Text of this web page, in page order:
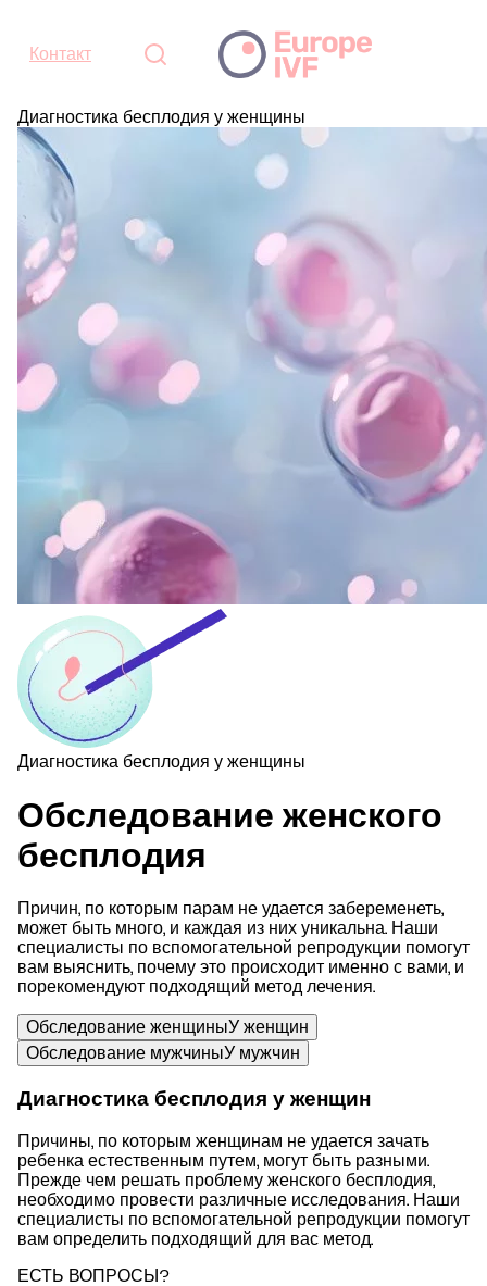
Контакт
Диагностика бесплодия у женщины
Диагностика бесплодия у женщины
Обследование женского
бесплодия
Причин, по которым парам не удается забеременеть,
может быть много, и каждая из них уникальна. Наши
специалисты по вспомогательной репродукции помогут
вам выяснить, почему это происходит именно с вами, и
порекомендуют подходящий метод лечения.
Обследование женщиныУ женщин
Обследование мужчиныУ мужчин
Диагностика бесплодия у женщин
Причины, по которым женщинам не удается зачать
ребенка естественным путем, могут быть разными.
Прежде чем решать проблему женского бесплодия,
необходимо провести различные исследования. Наши
специалисты по вспомогательной репродукции помогут
вам определить подходящий для вас метод.
ЕСТЬ ВОПРОСЫ?